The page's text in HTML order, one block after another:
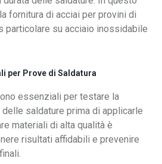
fornitura di acciai per provini di
particolare su acciaio inossidabile
per Prove di Saldatura
essenziali per testare la
saldature prima di applicarle
materiali di alta qualità è
risultati affidabili e prevenire